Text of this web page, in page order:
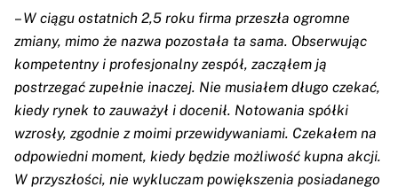
–W ciągu ostatnich 2,5 roku firma przeszła ogromne
zmiany, mimo że nazwa pozostała ta sama. Obserwując
kompetentny i profesjonalny zespół, zacząłem ją
postrzegać zupełnie inaczej. Nie musiałem długo czekać,
kiedy rynek to zauważył i docenił. Notowania spółki
wzrosły, zgodnie z moimi przewidywaniami. Czekałem na
odpowiedni moment, kiedy będzie możliwość kupna akcji.
W przyszłości, nie wykluczam powiększenia posiadanego